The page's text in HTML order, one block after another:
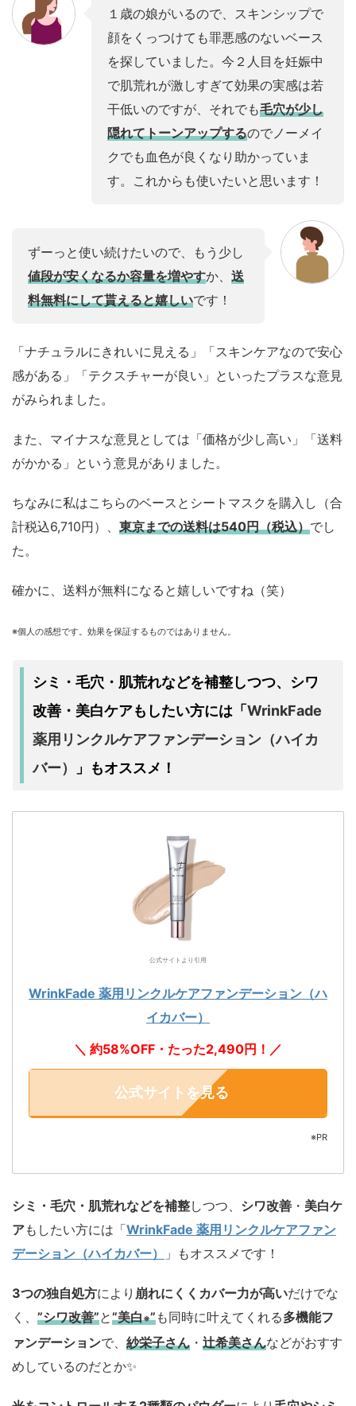
１歳の娘がいるので、スキンシップで
顔をくっつけても罪悪感のないベース
を探していました。今２人目を妊娠中
で肌荒れが激しすぎて効果の実感は若
干低いのですが、それでも毛穴が少し
隠れてトーンアップするのでノーメイ
クでも血色が良くなり助かっていま
す。これからも使いたいと思います！
ずーっと使い続けたいので、もう少し
値段が安くなるか容量を増やすか、 送
料無料にして貰えると嬉しいです！
「ナチュラルにきれいに見える」「スキンケアなので安心
感がある」「テクスチャーが良い」といったプラスな意見
がみられました。
また、マイナスな意見としては「価格が少し高い」「送料
がかかる」という意見がありました。
ちなみに私はこちらのベースとシートマスクを購入し（合
計税込6,710円）、 東京までの送料は540円（税込）でし
た。
確かに、送料が無料になると嬉しいですね（笑）
※個人の感想です。効果を保証するものではありません。
シミ・毛穴・肌荒れなどを補整しつつ、シワ
改善・美白ケアもしたい方には「WrinkFade
薬用リンクルケアファンデーション（ハイカ
バー）
」もオススメ！
公式サイトより引用
WrinkFade 薬用リンクルケアファンデーション（ハ
イカバー）
＼ 約58%OFF・たった2,490円！／
公式サイトを見る
※PR
シミ・毛穴・肌荒れなどを補整しつつ、 シワ改善 ・ 美白ケ
アもしたい方には「WrinkFade 薬用リンクルケアファン
デーション（ハイカバー）
」もオススメです！
3つの独自処方により 崩れにくくカバー力が高いだけでな
く、 ”シワ改善”と”美白※”も同時に叶えてくれる多機能フ
ァンデーションで、 紗栄子さん ・ 辻希美さんなどがおすす
めしているのだとか✨️